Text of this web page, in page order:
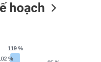
hoạch
%
%
119 %
119 %